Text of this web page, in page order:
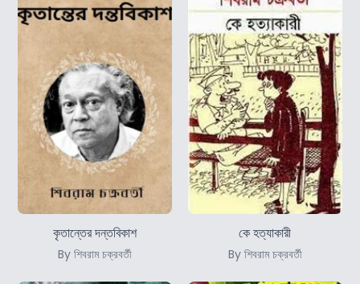
কৃতান্তের দন্তবিকাশ
By শিবরাম চক্রবর্তী
কে হত্যাকারী
By শিবরাম চক্রবর্তী